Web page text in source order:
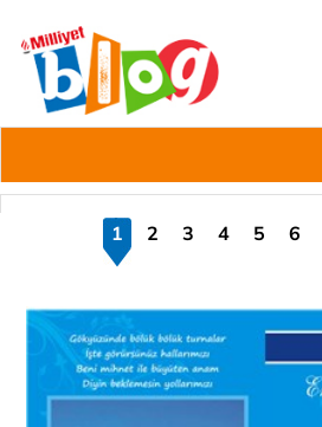
1 2 3 4 5 6